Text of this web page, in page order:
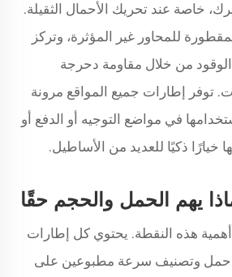
خاصة عند تحريك الأحمال الثقيلة.
للمحاور غير المؤثرة، وتركز
من خلال مقاومة دحرجة
توفر إطارات جميع المواقع مرونة
في مواضع التوجيه أو الدفع أو
خيارًا ذكيًا للعديد من الأساطيل.
يهم الحمل والحجم حقًا
أهمية هذه النقطة. يحتوي كل إطارات
حمل وتصنيف سرعة مطبوعين على